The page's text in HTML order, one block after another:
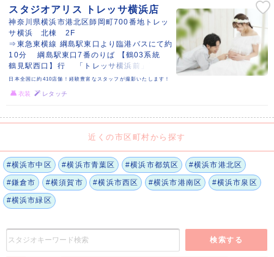
スタジオアリス トレッサ横浜店
神奈川県横浜市港北区師岡町700番地トレッ
サ横浜 北棟 2F
⇒東急東横線 綱島駅東口より臨港バスにて約
10分 綱島駅東口7番のりば 【鶴03系統
鶴見駅西口】行 「トレッサ横浜前」下車す
ぐ
日本全国に約410店舗！経験豊富なスタッフが撮影いたします！
衣装 レタッチ
近くの市区町村から探す
#横浜市中区 #横浜市青葉区 #横浜市都筑区 #横浜市港北区
#鎌倉市 #横須賀市 #横浜市西区 #横浜市港南区 #横浜市泉区
#横浜市緑区
検索する